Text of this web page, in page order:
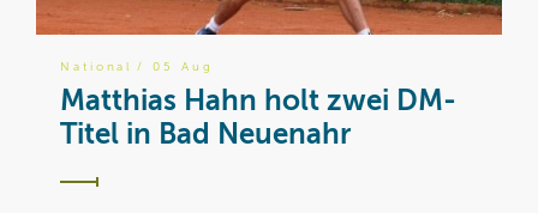
National / 05 Aug
Matthias Hahn holt zwei DM-
Titel in Bad Neuenahr